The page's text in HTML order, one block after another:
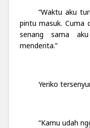
“Waktu aku
pintu masuk. Cuma
senang sama
menderita.”
Yeriko
“Kamu udah